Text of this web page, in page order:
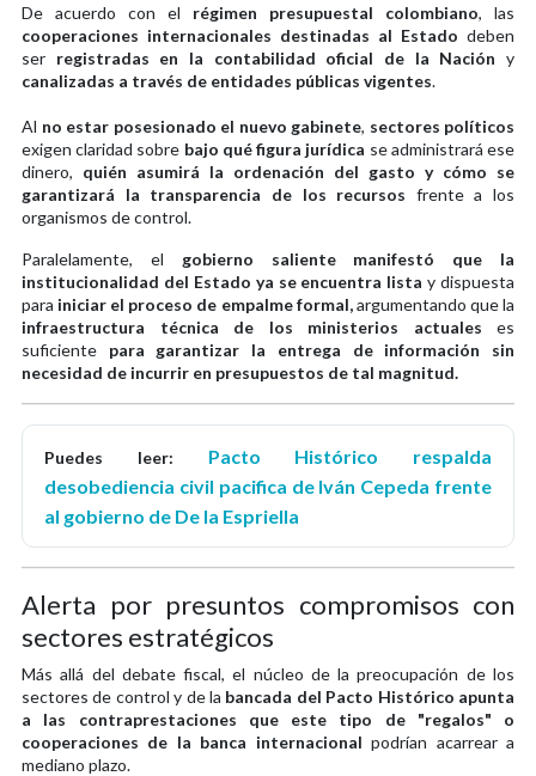
De acuerdo con el régimen presupuestal colombiano, las
cooperaciones internacionales destinadas al Estado deben
ser registradas en la contabilidad oficial de la Nación y
canalizadas a través de entidades públicas vigentes.
Al no estar posesionado el nuevo gabinete, sectores políticos
exigen claridad sobre bajo qué figura jurídica se administrará ese
dinero, quién asumirá la ordenación del gasto y cómo se
garantizará la transparencia de los recursos frente a los
organismos de control.
Paralelamente, el gobierno saliente manifestó que la
institucionalidad del Estado ya se encuentra listay dispuesta
para iniciar el proceso de empalme formal,argumentando que la
infraestructura técnica de los ministerios actuales es
suficiente para garantizar la entrega de información sin
necesidad de incurrir en presupuestos de tal magnitud.
Puedes leer: Pacto Histórico respalda
desobediencia civil pacifica de Iván Cepeda frente
al gobierno de De la Espriella
Alerta por presuntos compromisos con
sectores estratégicos
Más allá del debate fiscal, el núcleo de la preocupación de los
sectores de control y de la bancada del Pacto Histórico apunta
a las contraprestaciones que este tipo de "regalos" o
cooperaciones de la banca internacionalpodrían acarrear a
mediano plazo.